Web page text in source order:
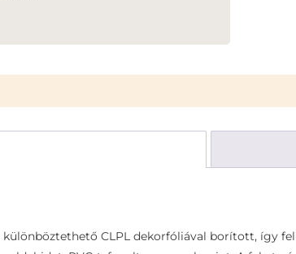
CLPL dekorfóliával borított, így